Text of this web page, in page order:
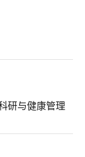
研与健康管理